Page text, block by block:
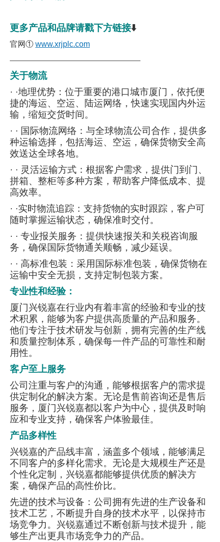
更多产品和品牌请戳下方链接⬇️
官网① www.xrjplc.com
———————————————————
关于物流
· ·地理优势：位于重要的港口城市厦门，依托便
捷的海运、空运、陆运网络，快速实现国内外运
输，缩短交货时间。
· · 国际物流网络：与全球物流公司合作，提供多
种运输选择，包括海运、空运，确保货物安全高
效送达全球各地。
· · 灵活运输方式：根据客户需求，提供门到门、
拼箱、整柜等多种方案，帮助客户降低成本、提
高效率。
· ·实时物流追踪：支持货物的实时跟踪，客户可
随时掌握运输状态，确保准时交付。
· · 专业报关服务：提供快速报关和关税咨询服
务，确保国际货物通关顺畅，减少延误。
· · 高标准包装：采用国际标准包装，确保货物在
运输中安全无损，支持定制包装方案。
专业性和经验：
厦门兴锐嘉在行业内有着丰富的经验和专业的技
术积累，能够为客户提供高质量的产品和服务。
他们专注于技术研发与创新，拥有完善的生产线
和质量控制体系，确保每一件产品的可靠性和耐
用性。
客户至上服务
公司注重与客户的沟通，能够根据客户的需求提
供定制化的解决方案。无论是售前咨询还是售后
服务，厦门兴锐嘉都以客户为中心，提供及时响
应和专业支持，确保客户体验最佳。
产品多样性
兴锐嘉的产品线丰富，涵盖多个领域，能够满足
不同客户的多样化需求。无论是大规模生产还是
个性化定制，兴锐嘉都能够提供优质的解决方
案，确保产品的高性价比。
先进的技术与设备：公司拥有先进的生产设备和
技术工艺，不断提升自身的技术水平，以保持市
场竞争力。兴锐嘉通过不断创新与技术提升，能
够生产出更具市场竞争力的产品。